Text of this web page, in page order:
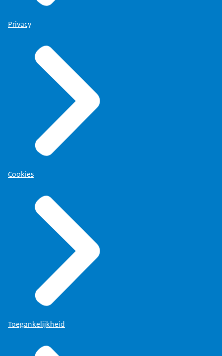
Privacy
Cookies
Toegankelijkheid